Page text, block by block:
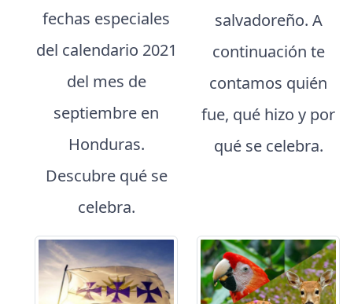
fechas especiales
del calendario 2021
del mes de
septiembre en
Honduras.
Descubre qué se
celebra.
salvadoreño. A
continuación te
contamos quién
fue, qué hizo y por
qué se celebra.